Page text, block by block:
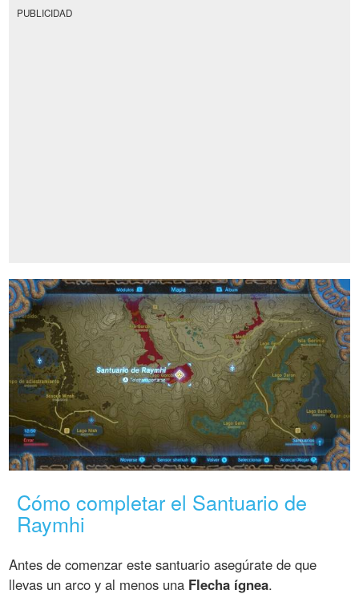
PUBLICIDAD
Cómo completar el Santuario de
Raymhi
Antes de comenzar este santuario asegúrate de que
llevas un arco y al menos una Flecha ígnea.